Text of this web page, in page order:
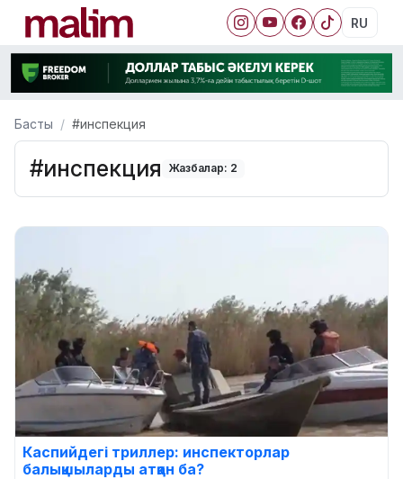
RU
Басты #инспекция
#инспекция Жазбалар: 2
Каспийдегі триллер: инспекторлар
балықшыларды атқан ба?